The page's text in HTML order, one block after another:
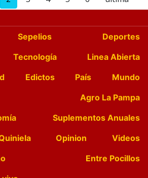
Sepelios
Deportes
Tecnología
Linea Abierta
Edictos País
Mundo
Agro La Pampa
Suplementos Anuales
Opinion
Videos
Entre Pocillos